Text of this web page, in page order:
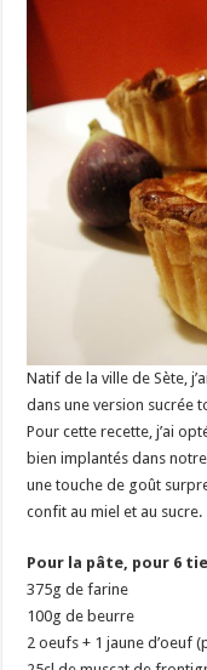
Natif de la ville de Sète,
dans une version sucrée
Pour cette recette, j’ai
bien implantés dans
une touche de goût
confit au miel et au sucre.
Pour la pâte, pour 6
375g de farine
100g de beurre
2 oeufs + 1 jaune d’oeuf